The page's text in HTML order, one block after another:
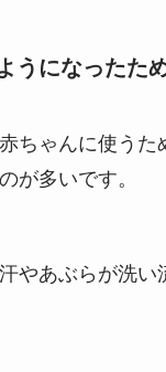
うになったた
ちゃんに使うた
が多いです。
やあぶらが洗い